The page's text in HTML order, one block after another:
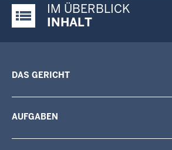
Justiz-Portal im Überblick:
IM ÜBERBLICK
INHALT
DAS GERICHT
AUFGABEN